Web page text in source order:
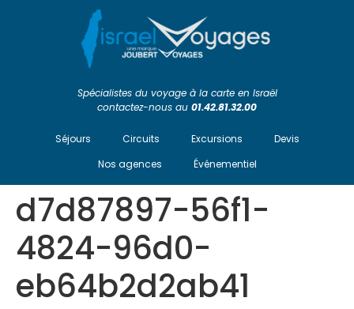
Spécialistes du voyage à la carte en Israël
contactez-nous au 01.42.81.32.00
Séjours Circuits Excursions
Devis
Nos agences
Événementiel
d7d87897-56f1-
4824-96d0-
eb64b2d2ab41